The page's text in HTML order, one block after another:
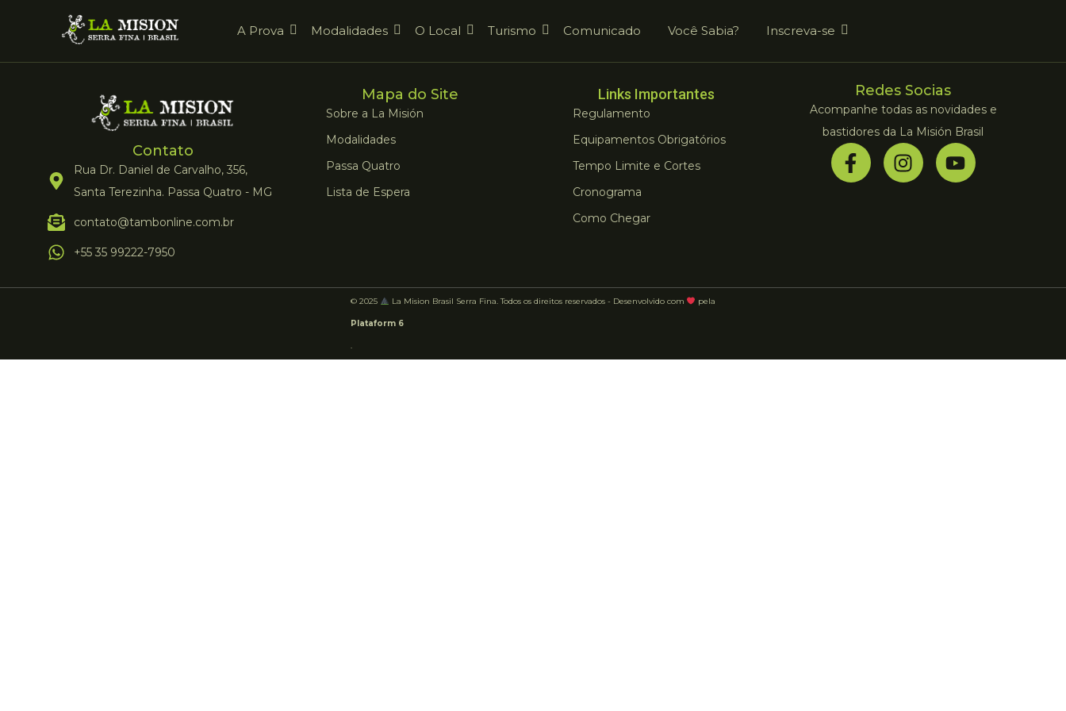
A Prova Modalidades O Local Turismo Comunicado Você Sabia? Inscreva-se
Contato
Rua Dr. Daniel de Carvalho, 356,
Santa Terezinha. Passa Quatro - MG
contato@tambonline.com.br
+55 35 99222-7950
Mapa do Site
Sobre a La Misión
Modalidades
Passa Quatro
Lista de Espera
Links Importantes
Regulamento
Equipamentos Obrigatórios
Tempo Limite e Cortes
Cronograma
Como Chegar
Redes Socias
Acompanhe todas as novidades e
bastidores da La Misión Brasil
© 2025 La Mision Brasil Serra Fina. Todos os direitos reservados - Desenvolvido com pela
Plataform 6
.